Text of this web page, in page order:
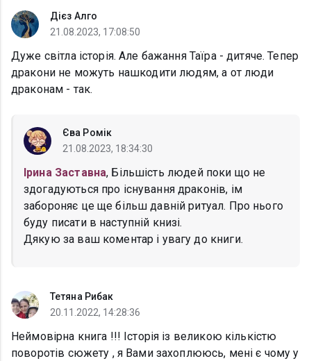
Дієз Алго
21.08.2023, 17:08:50
Дуже світла історія. Але бажання Таїра - дитяче. Тепер
дракони не можуть нашкодити людям, а от люди
драконам - так.
Єва Ромік
21.08.2023, 18:34:30
Ірина Заставна, Більшість людей поки що не
здогадуються про існування драконів, ім
забороняє це ще більш давній ритуал. Про нього
буду писати в наступній книзі.
Дякую за ваш коментар і увагу до книги.
Тетяна Рибак
20.11.2022, 14:28:36
Неймовірна книга !!! Історія із великою кількістю
поворотів сюжету , я Вами захоплююсь, мені є чому у